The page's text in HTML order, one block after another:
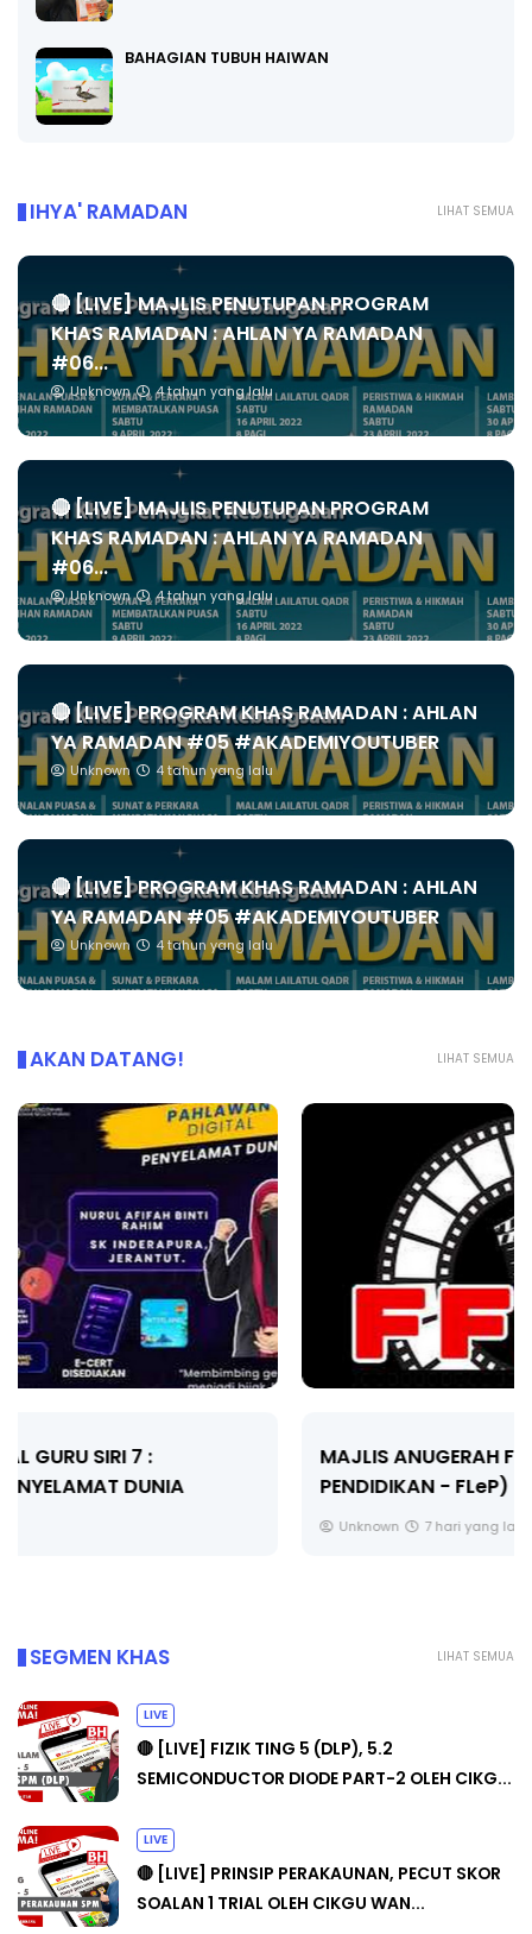
BAHAGIAN TUBUH HAIWAN
LIHAT SEMUA
IHYA' RAMADAN
🔴 [LIVE] MAJLIS PENUTUPAN PROGRAM
KHAS RAMADAN : AHLAN YA RAMADAN
#06...
Unknown 4 tahun yang lalu
🔴 [LIVE] MAJLIS PENUTUPAN PROGRAM
KHAS RAMADAN : AHLAN YA RAMADAN
#06...
Unknown 4 tahun yang lalu
🔴 [LIVE] PROGRAM KHAS RAMADAN : AHLAN
YA RAMADAN #05 #AKADEMIYOUTUBER
Unknown 4 tahun yang lalu
🔴 [LIVE] PROGRAM KHAS RAMADAN : AHLAN
YA RAMADAN #05 #AKADEMIYOUTUBER
Unknown 4 tahun yang lalu
LIHAT SEMUA
AKAN DATANG!
MAJLIS ANUGERAH FFK (FESTIVAL LENSA
PENDIDIKAN - FLeP) 2026
LIHAT SEMUA
SEGMEN KHAS
LIVE
🔴 [LIVE] FIZIK TING 5 (DLP), 5.2
SEMICONDUCTOR DIODE PART-2 OLEH CIKG...
LIVE
🔴 [LIVE] PRINSIP PERAKAUNAN, PECUT SKOR
SOALAN 1 TRIAL OLEH CIKGU WAN...